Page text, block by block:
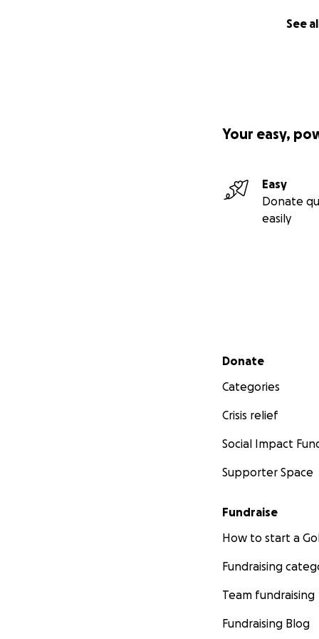
See
Your easy,
Easy
Donate
easily
Secondary menu
Donate
Categories
Crisis relief
Social Impact
Supporter Space
Fundraise
How to start a
Fundraising
Team fundraising
Fundraising Blog